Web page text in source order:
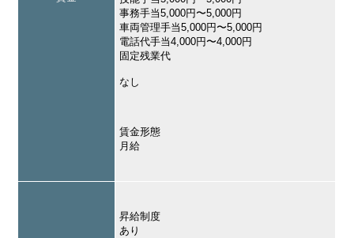
事務手当5,000円〜5,000円
車両管理手当5,000円〜5,000円
電話代手当4,000円〜4,000円
固定残業代
なし
賃金形態
月給
昇給制度
あり